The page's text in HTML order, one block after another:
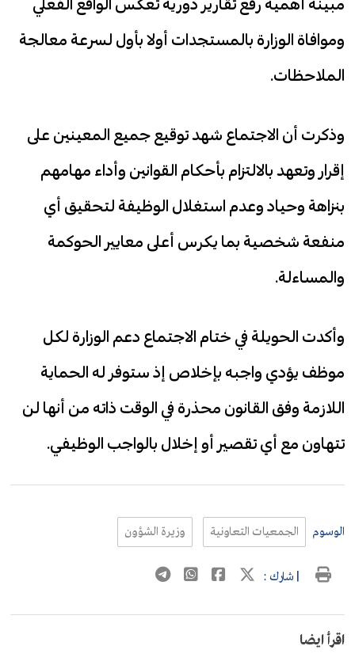
وموافاة الوزارة بالمستجدات أولا بأول لسرعة معالجة
الملاحظات.
وذكرت أن الاجتماع شهد توقيع جميع المعينين على
إقرار وتعهد بالالتزام بأحكام القوانين وأداء مهامهم
بنزاهة وحياد وعدم استغلال الوظيفة لتحقيق أي
منفعة شخصية بما يكرس أعلى معايير الحوكمة
والمساءلة.
وأكدت الحويلة في ختام الاجتماع دعم الوزارة لكل
موظف يؤدي واجبه بإخلاص إذ ستوفر له الحماية
اللازمة وفق القانون محذرة في الوقت ذاته من أنها لن
تتهاون مع أي تقصير أو إخلال بالواجب الوظيفي.
الوسوم الجمعيات التعاونية وزيرة الشؤون
| شارك :
اقرأ ايضا